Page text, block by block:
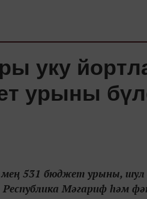
уку
урыны
531 бюджет урыны, шул
Республика Мәгариф һәм